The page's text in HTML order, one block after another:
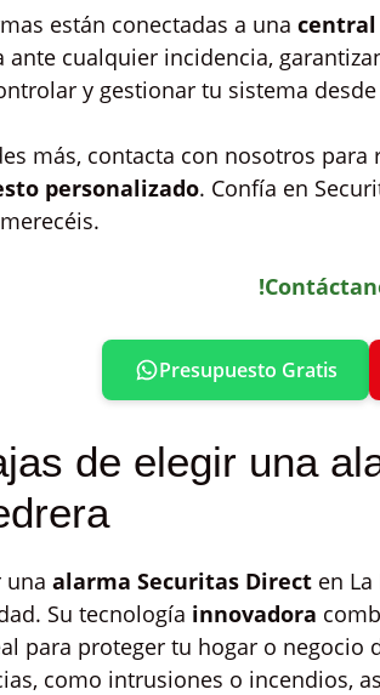
están conectadas a una central
ante cualquier incidencia,
y gestionar tu sistema
más, contacta con nosotros para
personalizado. Confía en
Presupuesto Gratis
de elegir una
una alarma Securitas Direct en
Su tecnología innovadora
para proteger tu hogar o negocio
como intrusiones o incendios,